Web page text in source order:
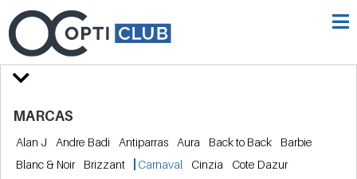
MARCAS
Alan J Andre Badi Antiparras Aura Back to Back
Barbie
Blanc & Noir
Brizzant Carnaval Cinzia
Cote Dazur